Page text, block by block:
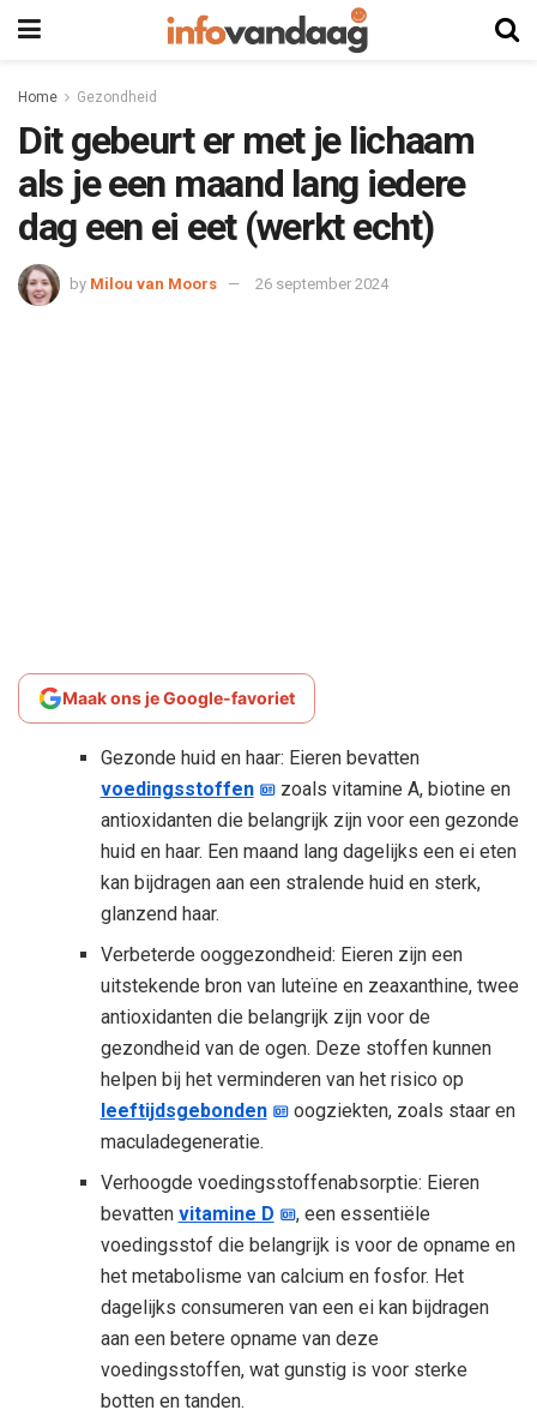
Home Gezondheid
Dit gebeurt er met je lichaam
als je een maand lang iedere
dag een ei eet (werkt echt)
by Milou van Moors 26 september 2024
Maak ons je Google-favoriet
Gezonde huid en haar: Eieren bevatten
voedingsstoffen
zoals vitamine A, biotine en
antioxidanten die belangrijk zijn voor een gezonde
huid en haar. Een maand lang dagelijks een ei eten
kan bijdragen aan een stralende huid en sterk,
glanzend haar.
Verbeterde ooggezondheid: Eieren zijn een
uitstekende bron van luteïne en zeaxanthine, twee
antioxidanten die belangrijk zijn voor de
gezondheid van de ogen. Deze stoffen kunnen
helpen bij het verminderen van het risico op
leeftijdsgebonden
oogziekten, zoals staar en
maculadegeneratie.
Verhoogde voedingsstoffenabsorptie: Eieren
bevatten vitamine D
, een essentiële
voedingsstof die belangrijk is voor de opname en
het metabolisme van calcium en fosfor. Het
dagelijks consumeren van een ei kan bijdragen
aan een betere opname van deze
voedingsstoffen, wat gunstig is voor sterke
botten en tanden.